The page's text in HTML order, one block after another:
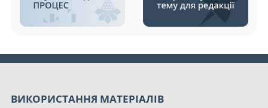
ВИКОРИСТАННЯ МАТЕРІАЛІВ